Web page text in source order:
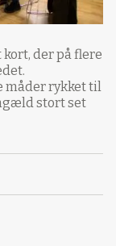
der på flere
måder rykket til
stort set